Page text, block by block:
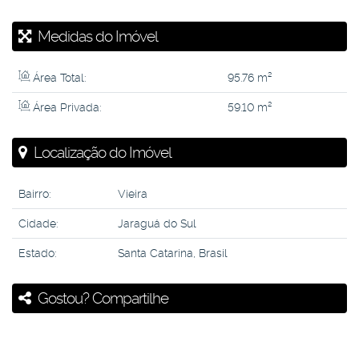
Medidas do Imóvel
Área Total: 95.76 m²
Área Privada: 59.10 m²
Localização do Imóvel
Bairro: Vieira
Cidade: Jaraguá do Sul
Estado: Santa Catarina, Brasil
Gostou? Compartilhe